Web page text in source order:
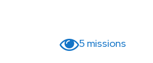
5 missions